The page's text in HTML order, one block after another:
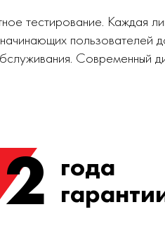
тестирование. Каждая
пользователей
Современный
2 года